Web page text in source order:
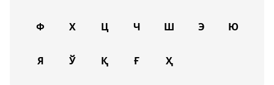
Ф Х Ц Ч Ш Э Ю
Я Ў Қ Ғ Ҳ